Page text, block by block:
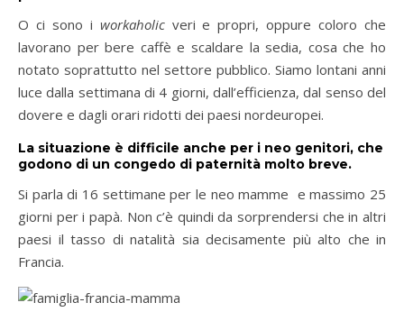
O ci sono i workaholicveri e propri, oppure coloro che
lavorano per bere caffè e scaldare la sedia, cosa che ho
notato soprattutto nel settore pubblico. Siamo lontani anni
luce dalla settimana di 4 giorni, dall’efficienza, dal senso del
dovere e dagli orari ridotti dei paesi nordeuropei.
La situazione è difficile anche per i neo genitori, che
godono di un congedo di paternità molto breve.
Si parla di 16 settimane per le neo mamme e massimo 25
giorni per i papà. Non c’è quindi da sorprendersi che in altri
paesi il tasso di natalità sia decisamente più alto che in
Francia.